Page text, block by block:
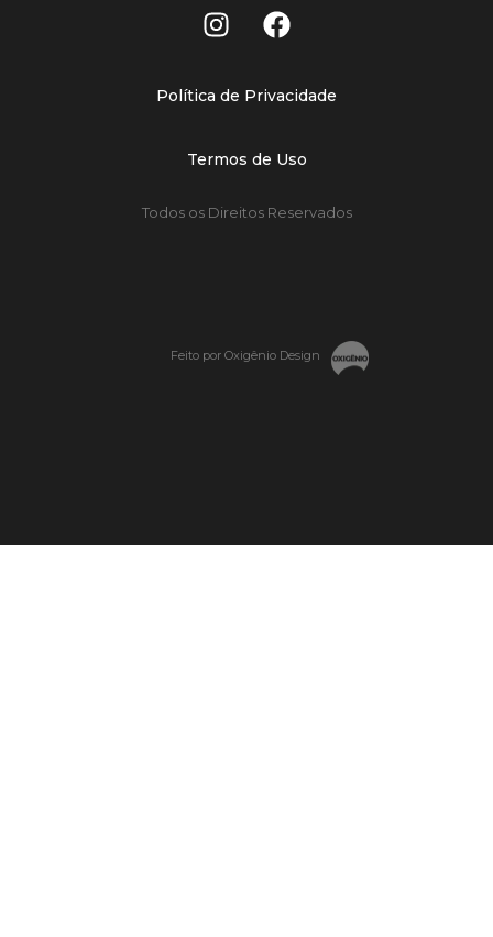
Política de Privacidade
Termos de Uso
Todos os Direitos Reservados
Feito por Oxigênio Design